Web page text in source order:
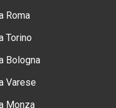
Roma
Torino
Bologna
Varese
Monza